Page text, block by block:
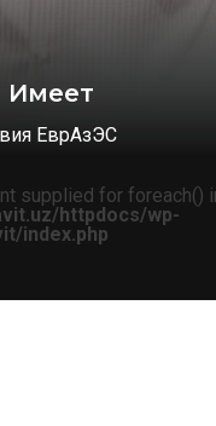
Имеет
ЕврАзЭС
supplied for foreach()
httpdocs/wp-
index.php